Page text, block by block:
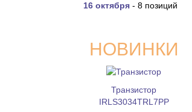
16 октября - 8 позиций
НОВИНКИ
Транзистор
IRLS3034TRL7PP